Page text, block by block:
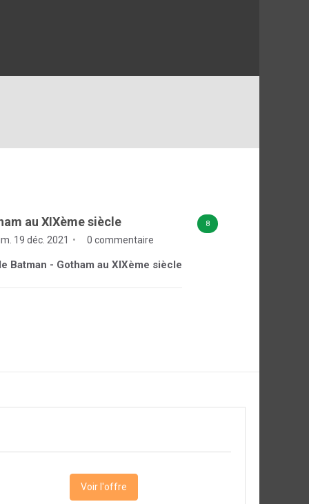
8
au XIXème siècle
19 déc. 2021 0 commentaire
Batman - Gotham au XIXème siècle
Voir l'offre